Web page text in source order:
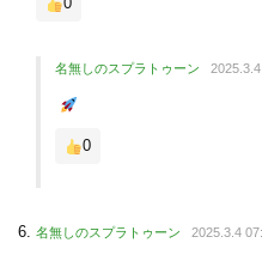
名無しのスプラトゥーン
0
名無しのスプラトゥーン 2025.3.4